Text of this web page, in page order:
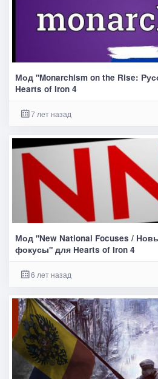
Мод "Monarchism on the Rise:
Hearts of Iron 4
7 лет назад
Мод "New National Focuses /
фокусы" для Hearts of Iron 4
6 лет назад